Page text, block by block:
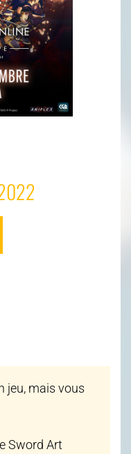
jeu, mais vous
Sword Art